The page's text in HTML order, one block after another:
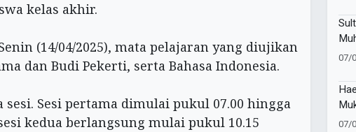
kelas akhir.
(14/04/2025), mata pelajaran yang diujikan
dan Budi Pekerti, serta Bahasa Indonesia.
Sesi pertama dimulai pukul 07.00 hingga
kedua berlangsung mulai pukul 10.15
07/
07/